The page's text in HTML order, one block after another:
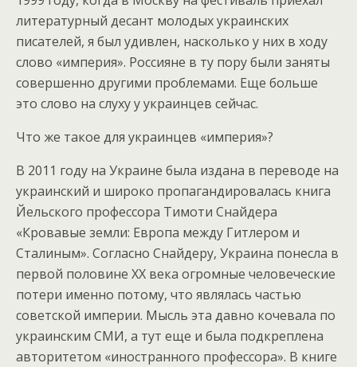
литературный десант молодых украинских
писателей, я был удивлен, насколько у них в ходу
слово «империя». Россияне в ту пору были заняты
совершенно другими проблемами. Еще больше
это слово на слуху у украинцев сейчас.
Что же такое для украинцев «империя»?
В 2011 году на Украине была издана в переводе на
украинский и широко пропагандировалась книга
Йельского профессора Тимоти Снайдера
«Кровавые земли: Европа между Гитлером и
Сталиным». Согласно Снайдеру, Украина понесла в
первой половине XX века огромные человеческие
потери именно потому, что являлась частью
советской империи. Мысль эта давно кочевала по
украинским СМИ, а тут еще и была подкреплена
авторитетом «иностранного профессора». В книге